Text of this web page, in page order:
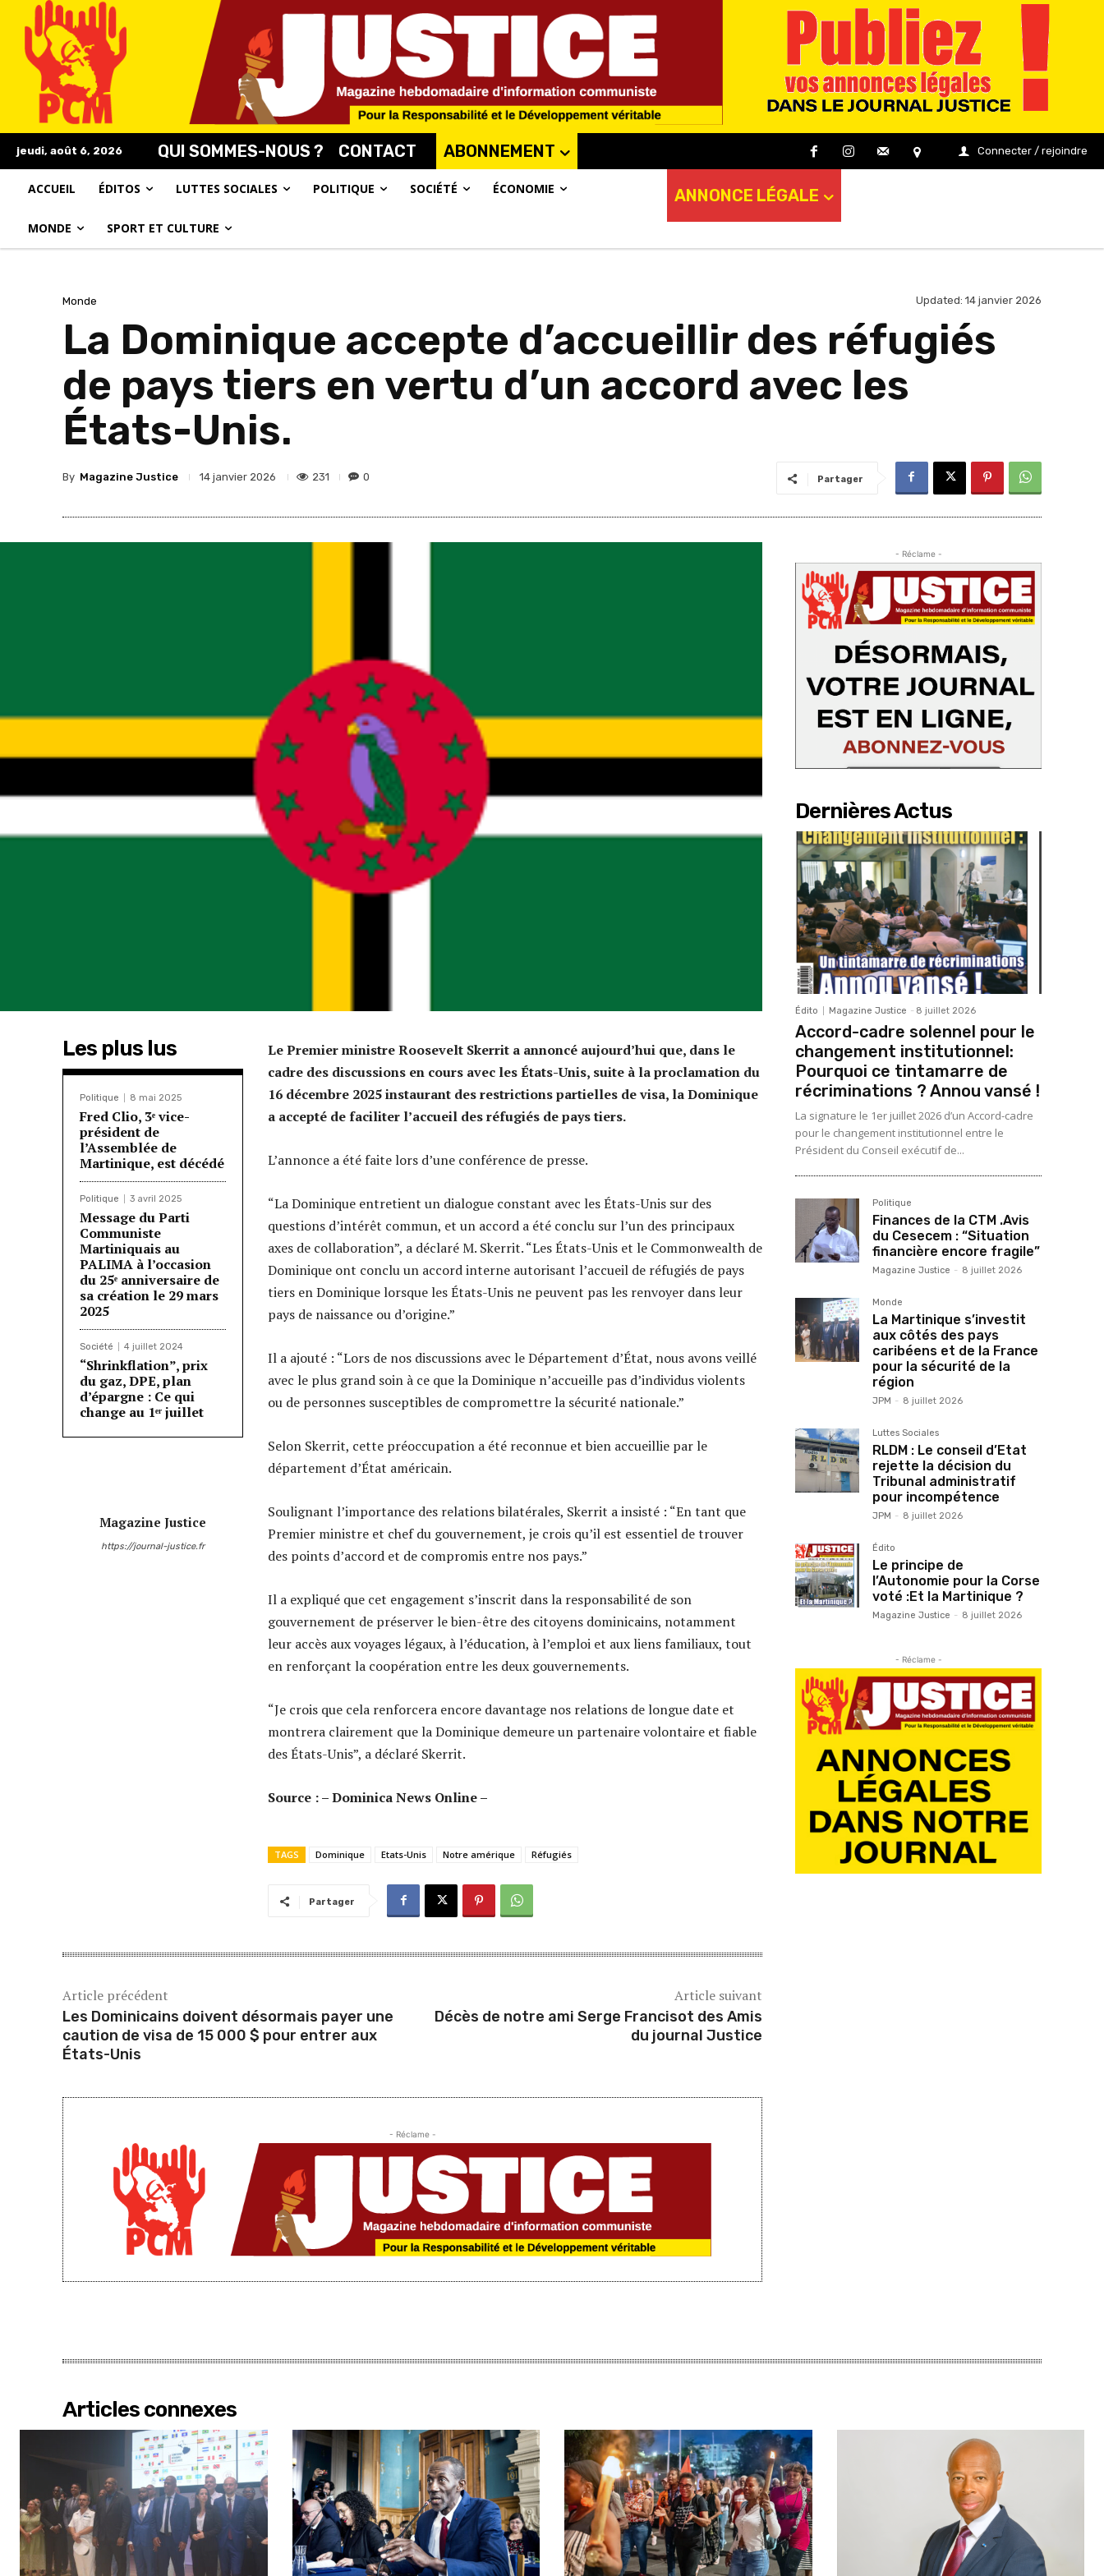
jeudi, août 6, 2026 QUI SOMMES-NOUS ? CONTACT ABONNEMENT Connecter / rejoindre
ACCUEIL ÉDITOS LUTTES SOCIALES POLITIQUE SOCIÉTÉ ÉCONOMIE
MONDE SPORT ET CULTURE
ANNONCE LÉGALE
Monde Updated: 14 janvier 2026
La Dominique accepte d’accueillir des réfugiés
de pays tiers en vertu d’un accord avec les
États-Unis.
By Magazine Justice 14 janvier 2026 231 0 Partager
Les plus lus
Politique 8 mai 2025
Fred Clio, 3ᵉ vice-
président de
l’Assemblée de
Martinique, est décédé
Politique 3 avril 2025
Message du Parti
Communiste
Martiniquais au
PALIMA à l’occasion
du 25ᵉ anniversaire de
sa création le 29 mars
2025
Société 4 juillet 2024
“Shrinkflation”, prix
du gaz, DPE, plan
d’épargne : Ce qui
change au 1ᵉʳ juillet
Magazine Justice
https://journal-justice.fr
Le Premier ministre Roosevelt Skerrit a annoncé aujourd’hui que, dans le
cadre des discussions en cours avec les États-Unis, suite à la proclamation du
16 décembre 2025 instaurant des restrictions partielles de visa, la Dominique
a accepté de faciliter l’accueil des réfugiés de pays tiers.
L’annonce a été faite lors d’une conférence de presse.
“La Dominique entretient un dialogue constant avec les États-Unis sur des
questions d’intérêt commun, et un accord a été conclu sur l’un des principaux
axes de collaboration”, a déclaré M. Skerrit. “Les États-Unis et le Commonwealth de
Dominique ont conclu un accord interne autorisant l’accueil de réfugiés de pays
tiers en Dominique lorsque les États-Unis ne peuvent pas les renvoyer dans leur
pays de naissance ou d’origine.”
Il a ajouté : “Lors de nos discussions avec le Département d’État, nous avons veillé
avec le plus grand soin à ce que la Dominique n’accueille pas d’individus violents
ou de personnes susceptibles de compromettre la sécurité nationale.”
Selon Skerrit, cette préoccupation a été reconnue et bien accueillie par le
département d’État américain.
Soulignant l’importance des relations bilatérales, Skerrit a insisté : “En tant que
Premier ministre et chef du gouvernement, je crois qu’il est essentiel de trouver
des points d’accord et de compromis entre nos pays.”
Il a expliqué que cet engagement s’inscrit dans la responsabilité de son
gouvernement de préserver le bien-être des citoyens dominicains, notamment
leur accès aux voyages légaux, à l’éducation, à l’emploi et aux liens familiaux, tout
en renforçant la coopération entre les deux gouvernements.
“Je crois que cela renforcera encore davantage nos relations de longue date et
montrera clairement que la Dominique demeure un partenaire volontaire et fiable
des États-Unis”, a déclaré Skerrit.
Source : – Dominica News Online –
TAGS Dominique Etats-Unis Notre amérique Réfugiés
Partager
Article précédent
Les Dominicains doivent désormais payer une
caution de visa de 15 000 $ pour entrer aux
États-Unis
Article suivant
Décès de notre ami Serge Francisot des Amis
du journal Justice
- Réclame -
- Réclame -
Dernières Actus
Édito Magazine Justice - 8 juillet 2026
Accord-cadre solennel pour le
changement institutionnel:
Pourquoi ce tintamarre de
récriminations ? Annou vansé !
La signature le 1er juillet 2026 d’un Accord-cadre
pour le changement institutionnel entre le
Président du Conseil exécutif de...
Politique
Finances de la CTM .Avis
du Cesecem : “Situation
financière encore fragile”
Magazine Justice - 8 juillet 2026
Monde
La Martinique s’investit
aux côtés des pays
caribéens et de la France
pour la sécurité de la
région
JPM - 8 juillet 2026
Luttes Sociales
RLDM : Le conseil d’Etat
rejette la décision du
Tribunal administratif
pour incompétence
JPM - 8 juillet 2026
Édito
Le principe de
l’Autonomie pour la Corse
voté :Et la Martinique ?
Magazine Justice - 8 juillet 2026
- Réclame -
Articles connexes